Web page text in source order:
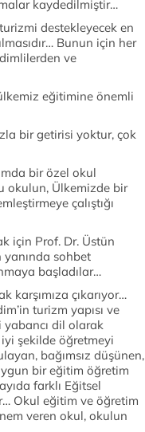
kaydedilmiştir…
destekleyecek en
Bunun için her
ve
eğitimine önemli
bir getirisi yoktur, çok
bir özel okul
okulun, Ülkemizde bir
çalıştığı
için Prof. Dr. Üstün
yanında sohbet
başladılar…
karşımıza çıkarıyor…
turizm yapısı ve
yabancı dil olarak
şekilde öğretmeyi
bağımsız düşünen,
bir eğitim öğretim
farklı Eğitsel
Okul eğitim ve öğretim
veren okul, okulun